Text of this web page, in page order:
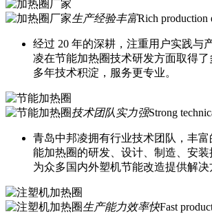
生产经验丰富Rich production
经过 20 年的深耕，注重用户实践与
凌在节能加热圈技术研发方面取得了
多年技术积淀，服务更专业。
技术团队实力强Strong
青岛中邦凌拥有行业技术团队，丰
能加热圈的研发、设计、制造、安装
为众多国内外塑机节能改造提供解决
生产能力效率快Fast